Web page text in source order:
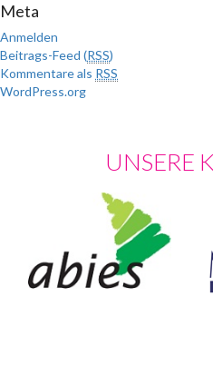
Meta
Anmelden
Beitrags-Feed (RSS)
Kommentare als RSS
WordPress.org
UNSERE